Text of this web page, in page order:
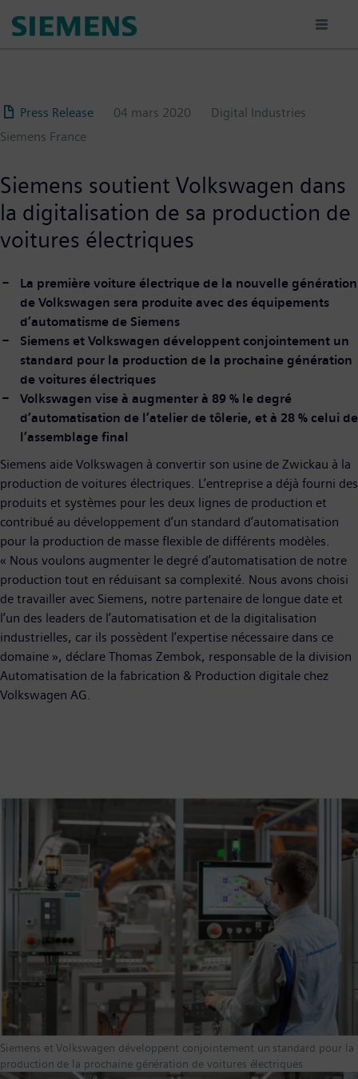
au
Press Release 04 mars 2020
Digital Industries
Siemens France
Siemens soutient Volkswagen dans
la digitalisation de sa production de
voitures électriques
La première voiture électrique de la nouvelle génération
de Volkswagen sera produite avec des équipements
d’automatisme de Siemens
Siemens et Volkswagen développent conjointement un
standard pour la production de la prochaine génération
de voitures électriques
Volkswagen vise à augmenter à 89 % le degré
d’automatisation de l’atelier de tôlerie, et à 28 % celui de
l’assemblage final
Siemens aide Volkswagen à convertir son usine de Zwickau à la
production de voitures électriques. L’entreprise a déjà fourni des
produits et systèmes pour les deux lignes de production et
contribué au développement d’un standard d’automatisation
pour la production de masse flexible de différents modèles.
« Nous voulons augmenter le degré d’automatisation de notre
production tout en réduisant sa complexité. Nous avons choisi
de travailler avec Siemens, notre partenaire de longue date et
l’un des leaders de l’automatisation et de la digitalisation
industrielles, car ils possèdent l’expertise nécessaire dans ce
domaine », déclare Thomas Zembok, responsable de la division
Automatisation de la fabrication & Production digitale chez
Volkswagen AG.
Siemens et Volkswagen développent conjointement un standard pour la
production de la prochaine génération de voitures électriques